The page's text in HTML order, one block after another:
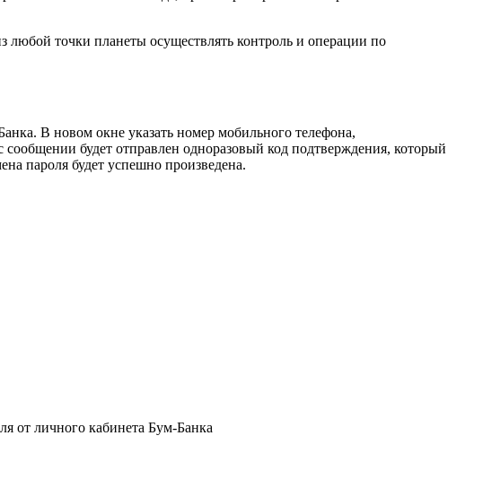
точки планеты осуществлять контроль и операции по
В новом окне указать номер мобильного телефона,
будет отправлен одноразовый код подтверждения, который
пароля будет успешно произведена.
от личного кабинета Бум-Банка